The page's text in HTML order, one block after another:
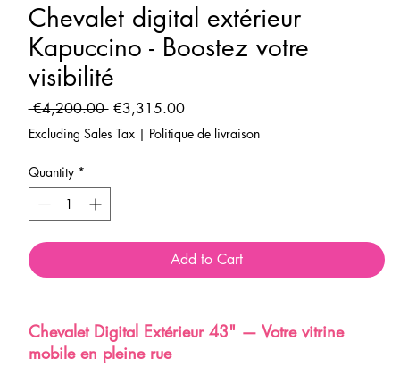
Chevalet digital extérieur
Kapuccino - Boostez votre
visibilité
€4,200.00 Regular
Price
€3,315.00Sale
Price
Excluding Sales Tax| Politique de livraison
Quantity *
Add to Cart
Chevalet Digital Extérieur 43" — Votre vitrine
mobile en pleine rue